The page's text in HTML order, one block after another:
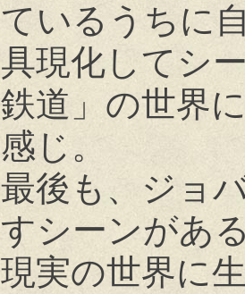
ているうちに
具現化してシ
鉄道」の世界
感じ。
最後も、ジョ
すシーンがあ
現実の世界に